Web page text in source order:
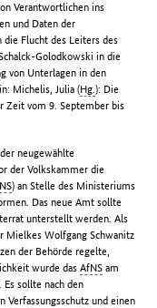
Verantwortlichen ins
und Daten der
die Flucht des Leiters des
Golodkowski in die
von Unterlagen in den
Michelis, Julia (Hg.): Die
Zeit vom 9. September bis
neugewählte
der Volkskammer die
) an Stelle des Ministeriums
Das neue Amt sollte
unterstellt werden. Als
Mielkes Wolfgang Schwanitz
der Behörde regelte,
wurde dasAfNS am
sollte nach den
Verfassungsschutz und einen